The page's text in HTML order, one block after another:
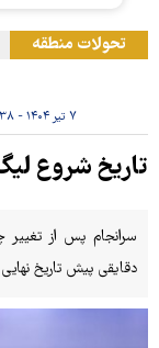
تحولات منطقه
۷ تیر ۱۴۰۴ - ۱۵:۳۸
تاریخ شروع
سرانجام پس از
دقایقی پیش تاریخ نهایی آغاز